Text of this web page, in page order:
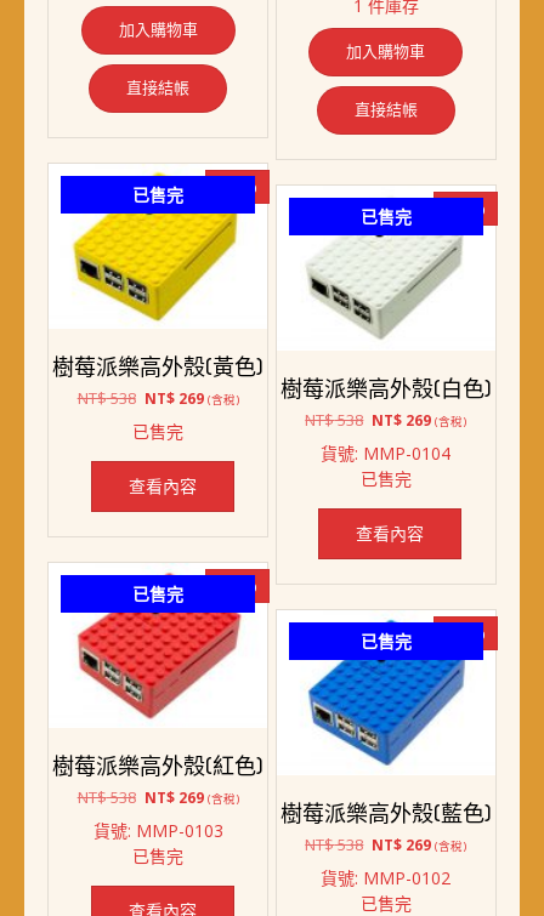
NT$ 828。NT$ 414。
加入購物車
直接結帳
格：
NT$ 728。NT$ 364。
1 件庫存
加入購物車
直接結帳
已售完 -50%
樹莓派樂高外殼(黃色)
NT$538 原
價
格：
NT$ 538。
NT$269目
格：
(含稅)
已售完
查看內容
已售完 -50%
樹莓派樂高外殼(白色)
NT$538 原
價
格：
NT$ 538。
NT$ 269目
價
NT$ 269。
(含稅)
貨號: MMP-0104
已售完
查看內容
已售完 -50%
樹莓派樂高外殼(紅色)
NT$538 原
價
格：
NT$ 538。
NT$269目
價
NT$ 269。
(含稅)
貨號: MMP-0103
已售完
查看內容
已售完 -50%
樹莓派樂高外殼(藍色)
NT$538 原
價
格：
NT$ 269目
價
(含稅)
貨號: MMP-0102
已售完